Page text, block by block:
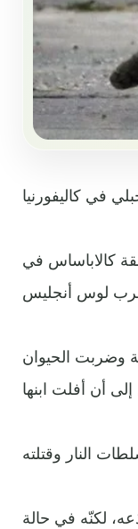
كالاباساس في
وضربت الحيوان
لكنّه في حالة